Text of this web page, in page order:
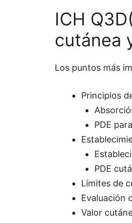
ICH
cutánea
Los puntos más
Principios
PDE
PDE
Límites de
Evaluación
Valor